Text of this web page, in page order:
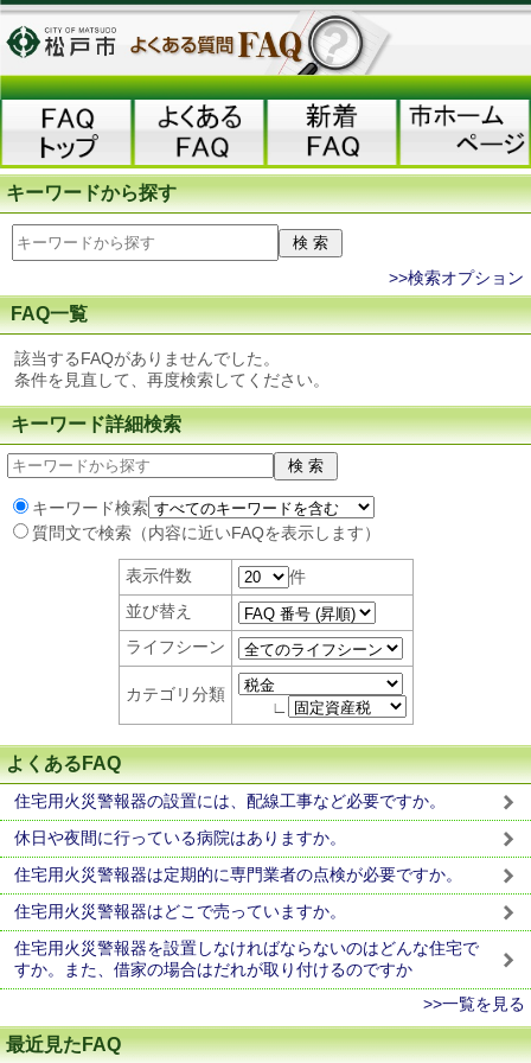
キーワードから探す
>>検索オプション
FAQ一覧
該当するFAQがありませんでした。
条件を見直して、再度検索してください。
キーワード詳細検索
キーワード検索
質問文で検索（内容に近いFAQを表示します）
表示件数
件
並び替え
ライフシーン
カテゴリ分類
∟
よくあるFAQ
住宅用火災警報器の設置には、配線工事など必要ですか。
休日や夜間に行っている病院はありますか。
住宅用火災警報器は定期的に専門業者の点検が必要ですか。
住宅用火災警報器はどこで売っていますか。
住宅用火災警報器を設置しなければならないのはどんな住宅で
すか。また、借家の場合はだれが取り付けるのですか
>>一覧を見る
最近見たFAQ